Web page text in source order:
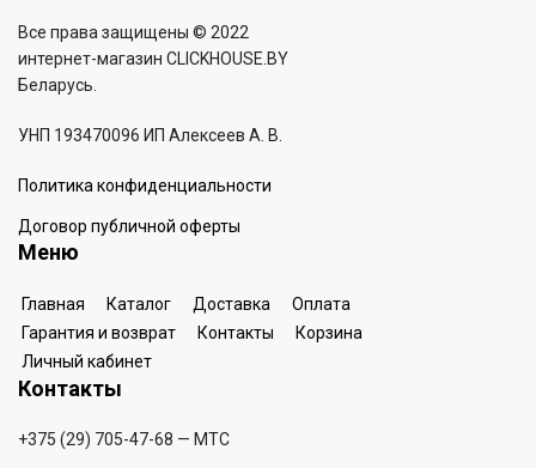
Все права защищены © 2022
интернет-магазин CLICKHOUSE.BY
Беларусь.
УНП 193470096 ИП Алексеев А. В.
Политика конфиденциальности
Договор публичной оферты
Меню
Главная Каталог Доставка
Оплата
Гарантия и возврат
Контакты
Корзина
Личный кабинет
Контакты
+375 (29) 705-47-68 — МТС